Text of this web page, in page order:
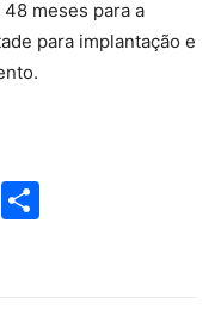
meses para a
para implantação e
C